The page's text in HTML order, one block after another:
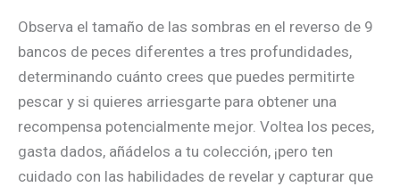
Observa el tamaño de las sombras en el reverso de 9
bancos de peces diferentes a tres profundidades,
determinando cuánto crees que puedes permitirte
pescar y si quieres arriesgarte para obtener una
recompensa potencialmente mejor. Voltea los peces,
gasta dados, añádelos a tu colección, ¡pero ten
cuidado con las habilidades de revelar y capturar que